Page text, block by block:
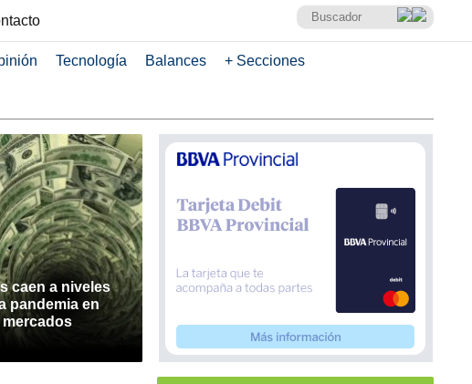
Tecnología Balances + Secciones
caen a niveles
pandemia en